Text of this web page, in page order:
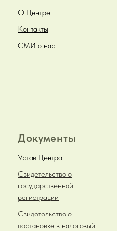
О Центре
Контакты
СМИ о нас
Документы
Устав Центра
Свидетельство о
государственной
регистрации
Свидетельство о
постановке в налоговый